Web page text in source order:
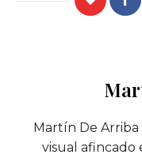
Martín De Arriba
visual afincado